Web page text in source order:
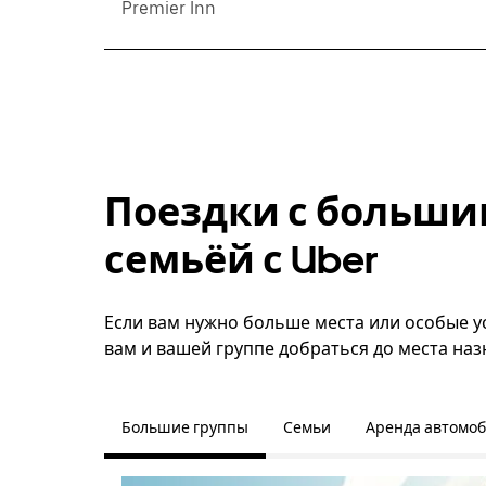
Premier Inn
Поездки с
семьёй с Uber
Если вам нужно больше места или особые
вам и вашей группе добраться до места
Большие группы Семьи Аренда